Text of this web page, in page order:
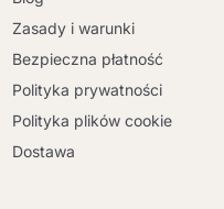
Zasady i warunki
Bezpieczna płatność
Polityka prywatności
Polityka plików cookie
Dostawa